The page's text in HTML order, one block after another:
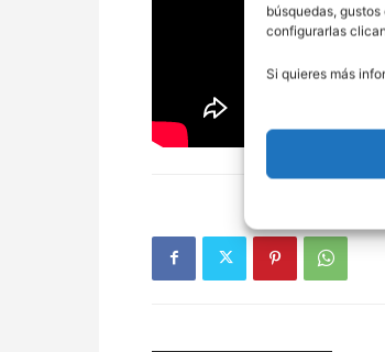
búsquedas,
configurarlas
Si quieres más